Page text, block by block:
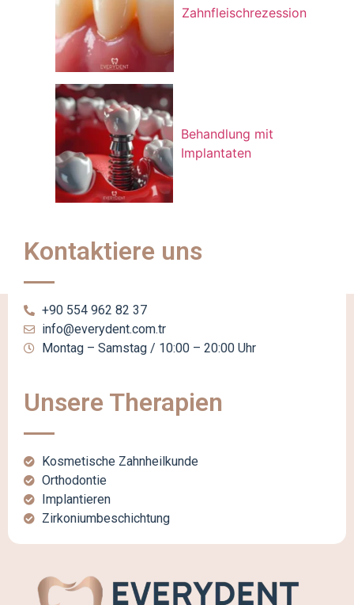
Zahnfleischrezession
Behandlung mit
Implantaten
Kontaktiere uns
+90 554 962 82 37
info@everydent.com.tr
Montag – Samstag / 10:00 – 20:00 Uhr
Unsere Therapien
Kosmetische Zahnheilkunde
Orthodontie
Implantieren
Zirkoniumbeschichtung